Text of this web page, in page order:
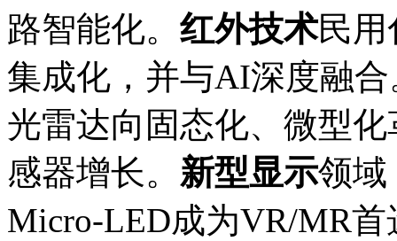
路智能化。 红外技术民用
集成化，并与AI深度融合
光雷达向固态化、微型
感器增长。 新型显示领域
Micro-LED成为VR/MR